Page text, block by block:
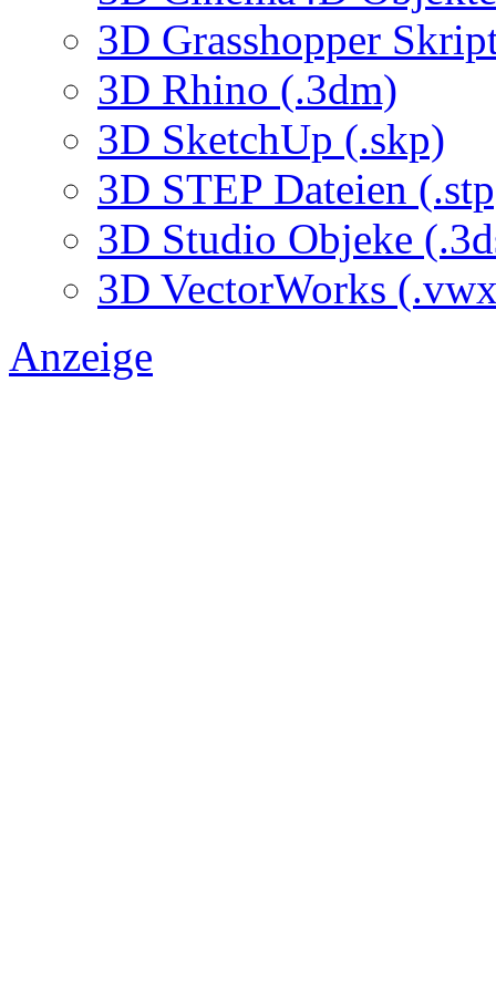
3D Grasshopper
3D Rhino (.3dm)
3D SketchUp (.skp)
3D STEP Dateien
3D Studio Objeke
3D VectorWorks
Anzeige